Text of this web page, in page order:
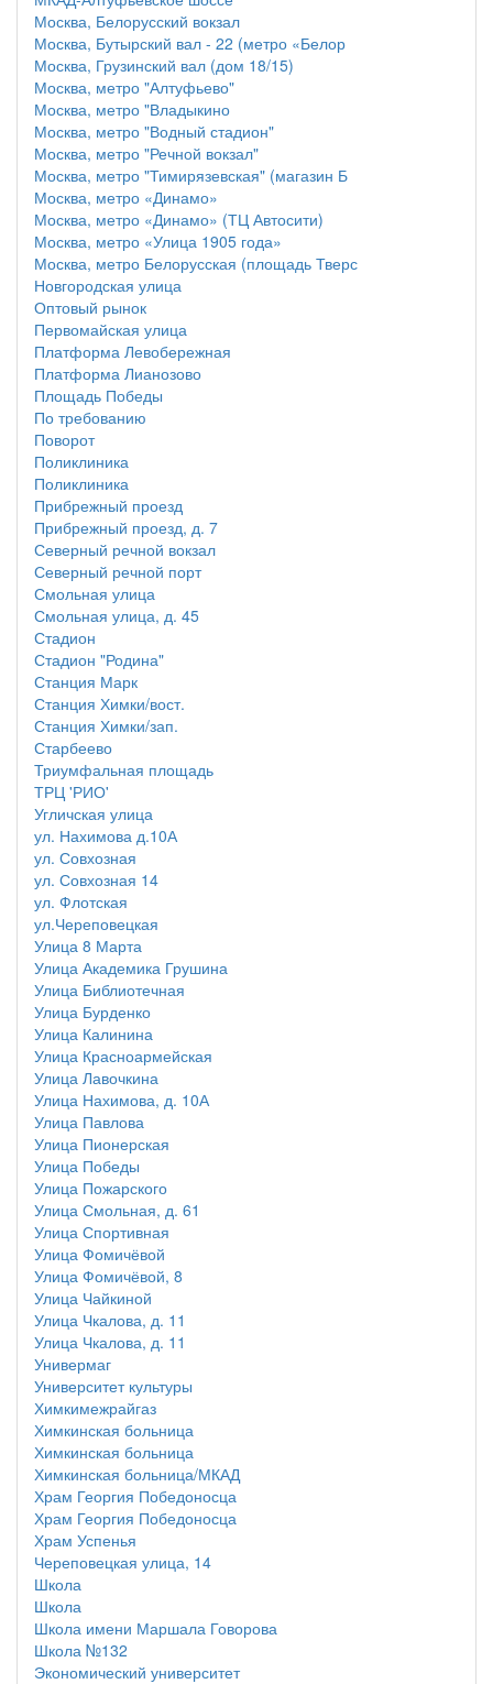
Москва, Белорусский вокзал
Москва, Бутырский вал - 22 (метро «Белор
Москва, Грузинский вал (дом 18/15)
Москва, метро "Алтуфьево"
Москва, метро "Владыкино
Москва, метро "Водный стадион"
Москва, метро "Речной вокзал"
Москва, метро "Тимирязевская" (магазин Б
Москва, метро «Динамо»
Москва, метро «Динамо» (ТЦ Автосити)
Москва, метро «Улица 1905 года»
Москва, метро Белорусская (площадь Тверс
Новгородская улица
Оптовый рынок
Первомайская улица
Платформа Левобережная
Платформа Лианозово
Площадь Победы
По требованию
Поворот
Поликлиника
Поликлиника
Прибрежный проезд
Прибрежный проезд, д. 7
Северный речной вокзал
Северный речной порт
Смольная улица
Смольная улица, д. 45
Стадион
Стадион "Родина"
Станция Марк
Станция Химки/вост.
Станция Химки/зап.
Старбеево
Триумфальная площадь
ТРЦ 'РИО'
Угличская улица
ул. Нахимова д.10А
ул. Совхозная
ул. Совхозная 14
ул. Флотская
ул.Череповецкая
Улица 8 Марта
Улица Академика Грушина
Улица Библиотечная
Улица Бурденко
Улица Калинина
Улица Красноармейская
Улица Лавочкина
Улица Нахимова, д. 10А
Улица Павлова
Улица Пионерская
Улица Победы
Улица Пожарского
Улица Смольная, д. 61
Улица Спортивная
Улица Фомичёвой
Улица Фомичёвой, 8
Улица Чайкиной
Улица Чкалова, д. 11
Улица Чкалова, д. 11
Универмаг
Университет культуры
Химкимежрайгаз
Химкинская больница
Химкинская больница
Химкинская больница/МКАД
Храм Георгия Победоносца
Храм Георгия Победоносца
Храм Успенья
Череповецкая улица, 14
Школа
Школа
Школа имени Маршала Говорова
Школа №132
Экономический университет